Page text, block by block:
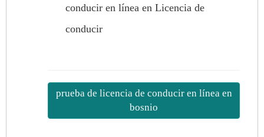
conducir en línea en Licencia de
conducir
prueba de licencia de conducir en línea en
bosnio